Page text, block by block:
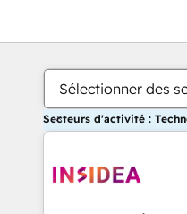
Sélectionner des
Secteurs d'activité :